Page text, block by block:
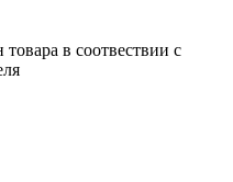
в соотвествии с